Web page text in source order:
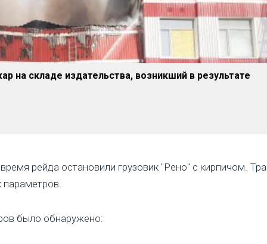
на складе издательства, возникший в результате
рейда остановили грузовик "Рено" с кирпичом.
было обнаружено: